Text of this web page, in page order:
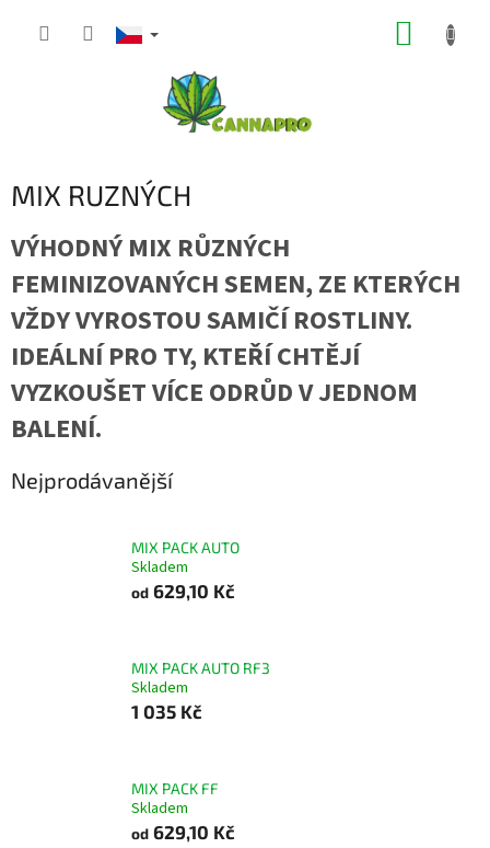
MIX RUZNÝCH
VÝHODNÝ MIX RŮZNÝCH
FEMINIZOVANÝCH SEMEN, ZE KTERÝCH
VŽDY VYROSTOU SAMIČÍ ROSTLINY.
IDEÁLNÍ PRO TY, KTEŘÍ CHTĚJÍ
VYZKOUŠET VÍCE ODRŮD V JEDNOM
BALENÍ.
Nejprodávanější
MIX PACK AUTO
Skladem
od 629,10 Kč
MIX PACK AUTO RF3
Skladem
1 035 Kč
MIX PACK FF
Skladem
od 629,10 Kč